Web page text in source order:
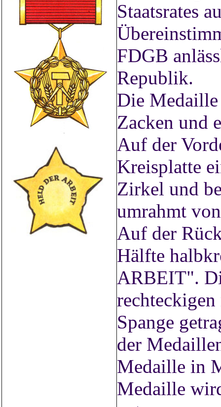
Staatsrates
FDGB
Republik.
Die
Zacken und
Auf der
Kreisplatte
Zirkel und
umrahmt
Auf der
Hälfte
ARBEIT".
Spange
der
Medaille in
Medaille